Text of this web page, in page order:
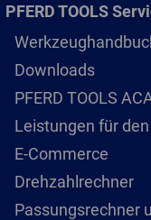
PFERD TOOLS
Downloads
PFERD TOOLS
Leistungen für den
E-Commerce
Drehzahlrechner
Passungsrechner